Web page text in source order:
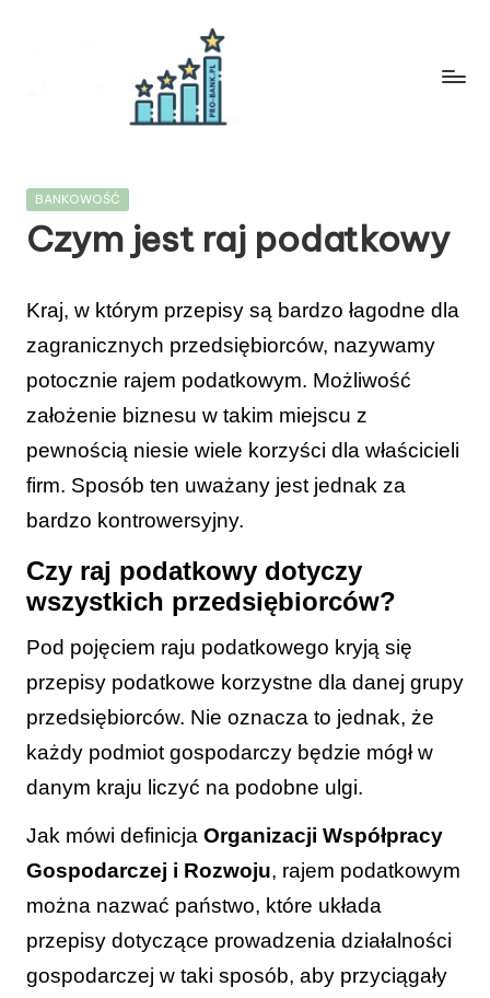
R
O
-
B
A
N
K
.
P
L
Posted
BANKOWOŚĆ
Czym jest raj podatkowy
Kraj, w którym przepisy są bardzo łagodne dla
zagranicznych przedsiębiorców, nazywamy
potocznie rajem podatkowym. Możliwość
założenie biznesu w takim miejscu z
pewnością niesie wiele korzyści dla właścicieli
firm. Sposób ten uważany jest jednak za
bardzo kontrowersyjny.
Czy raj podatkowy dotyczy
wszystkich przedsiębiorców?
Pod pojęciem raju podatkowego kryją się
przepisy podatkowe korzystne dla danej grupy
przedsiębiorców. Nie oznacza to jednak, że
każdy podmiot gospodarczy będzie mógł w
danym kraju liczyć na podobne ulgi.
Jak mówi definicja Organizacji Współpracy
Gospodarczej i Rozwoju, rajem podatkowym
można nazwać państwo, które układa
przepisy dotyczące prowadzenia działalności
gospodarczej w taki sposób, aby przyciągały